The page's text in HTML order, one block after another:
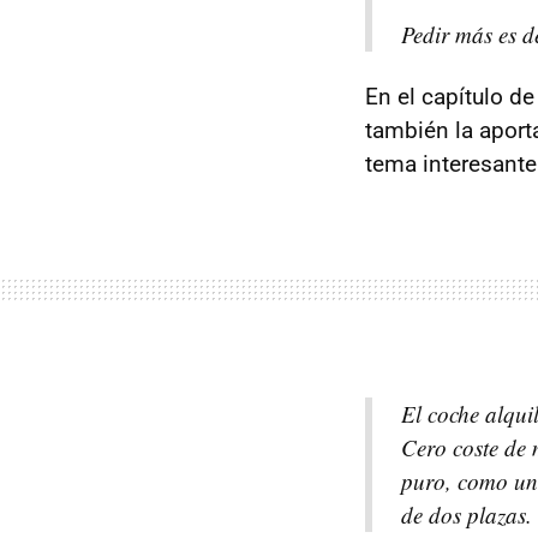
Pedir más es
En el capítulo
también la
tema
El coche
Cero coste
puro, como
de dos plazas.